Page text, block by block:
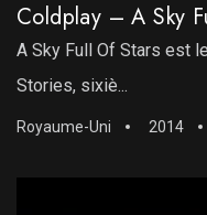
Coldplay – A Sky
A Sky Full Of Stars est
Stories, sixiè...
Royaume-Uni 2014